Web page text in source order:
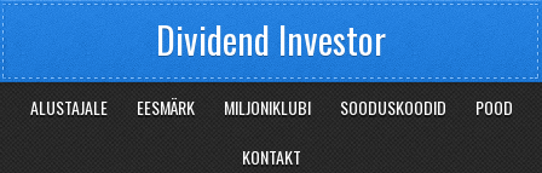
Dividend Investor
ALUSTAJALE EESMÄRK MILJONIKLUBI SOODUSKOODID
POOD
KONTAKT